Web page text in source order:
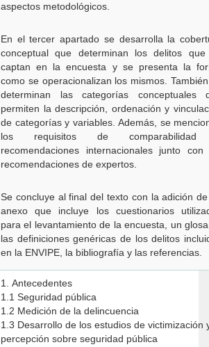
aspectos metodológicos.
En el tercer apartado se desarrolla la
conceptual que determinan los delitos
captan en la encuesta y se presenta la
como se operacionalizan los mismos.
determinan las categorías conceptuales
permiten la descripción, ordenación y
de categorías y variables. Además, se
los requisitos de
recomendaciones internacionales junto con
recomendaciones de expertos.
Se concluye al final del texto con la adición
anexo que incluye los cuestionarios
para el levantamiento de la encuesta, un
las definiciones genéricas de los delitos
en la ENVIPE, la bibliografía y las referencias.
1. Antecedentes
1.1 Seguridad pública
1.2 Medición de la delincuencia
1.3 Desarrollo de los estudios de victimización
percepción sobre seguridad pública